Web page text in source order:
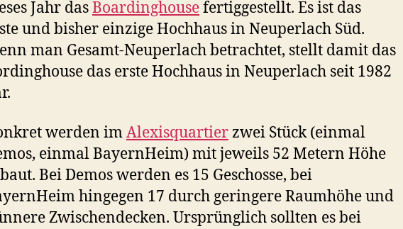
Jahr dasBoardinghousefertiggestellt. Es ist das
und bisher einzige Hochhaus in Neuperlach Süd.
man Gesamt-Neuperlach betrachtet, stellt damit das
das erste Hochhaus in Neuperlach seit 1982
werden imAlexisquartierzwei Stück (einmal
einmal BayernHeim) mit jeweils 52 Metern Höhe
Bei Demos werden es 15 Geschosse, bei
hingegen 17 durch geringere Raumhöhe und
Zwischendecken. Ursprünglich sollten es bei